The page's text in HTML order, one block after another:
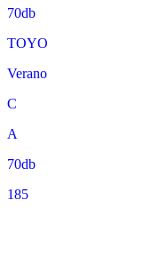
70db
TOYO
Verano
C
A
70db
185